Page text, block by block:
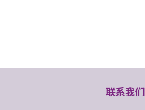
联系我们